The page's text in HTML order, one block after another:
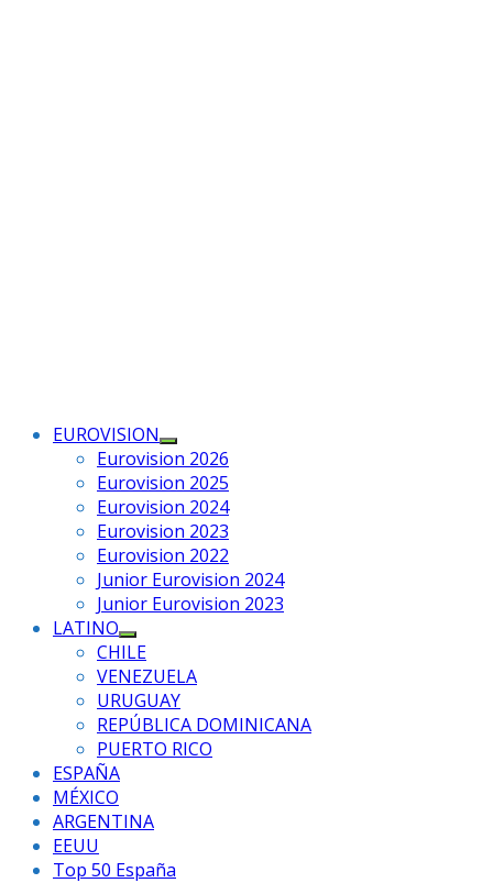
EUROVISION
Mostrar
el
submenú
Eurovision 2026
Eurovision 2025
Eurovision 2024
Eurovision 2023
Eurovision 2022
Junior Eurovision 2024
Junior Eurovision 2023
LATINO
Mostrar
el
submenú
CHILE
VENEZUELA
URUGUAY
REPÚBLICA DOMINICANA
PUERTO RICO
ESPAÑA
MÉXICO
ARGENTINA
EEUU
Top 50 España